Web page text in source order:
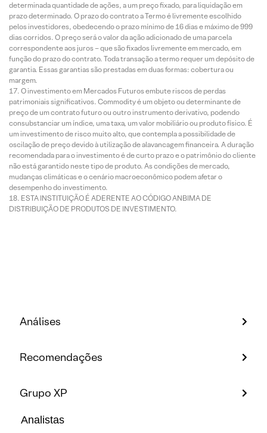
determinada quantidade de ações, a um preço fixado, para liquidação em
prazo determinado. O prazo do contrato a Termo é livremente escolhido
pelos investidores, obedecendo o prazo mínimo de 16 dias e máximo de 999
dias corridos. O preço será o valor da ação adicionado de uma parcela
correspondente aos juros – que são fixados livremente em mercado, em
função do prazo do contrato. Toda transação a termo requer um depósito de
garantia. Essas garantias são prestadas em duas formas: cobertura ou
margem.
O investimento em Mercados Futuros embute riscos de perdas
patrimoniais significativos. Commodity é um objeto ou determinante de
preço de um contrato futuro ou outro instrumento derivativo, podendo
consubstanciar um índice, uma taxa, um valor mobiliário ou produto físico. É
um investimento de risco muito alto, que contempla a possibilidade de
oscilação de preço devido à utilização de alavancagem financeira. A duração
recomendada para o investimento é de curto prazo e o patrimônio do cliente
não está garantido neste tipo de produto. As condições de mercado,
mudanças climáticas e o cenário macroeconômico podem afetar o
desempenho do investimento.
ESTA INSTITUIÇÃO É ADERENTE AO CÓDIGO ANBIMA DE
DISTRIBUIÇÃO DE PRODUTOS DE INVESTIMENTO.
Análises
Recomendações
Grupo XP
Analistas